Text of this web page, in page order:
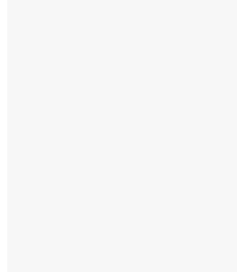
У серці столиці, у стінах Свято-
монастиря, зібралися віряни,
щоби у єдності молитви
перемоги і надії, а також мужність
які не зрадили віру навіть перед